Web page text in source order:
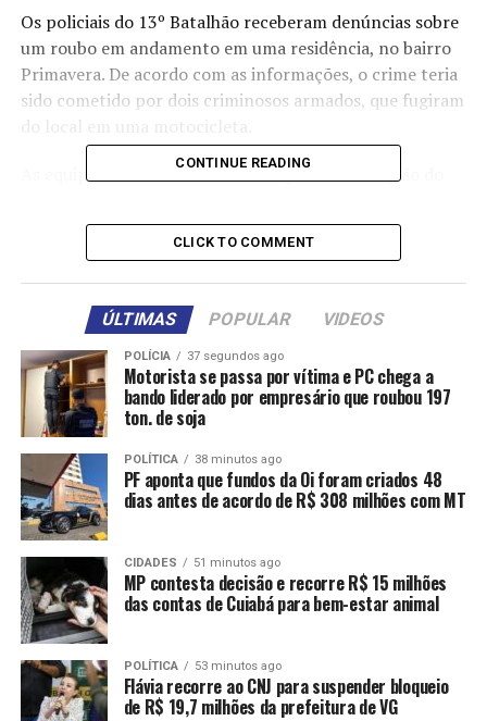
Os policiais do 13º Batalhão receberam denúncias sobre
um roubo em andamento em uma residência, no bairro
Primavera. De acordo com as informações, o crime teria
sido cometido por dois criminosos armados, que fugiram
As equipes militares iniciaram diligências na região do
alta velocidade, com as mesmas características
informadas na denúncia. Os suspeitos foram abordados,
sendo encontrados com eles uma pistola de calibre
.9mm carregada com oito munições.
Questionados sobre o roubo, eles afirmaram que
estavam indo cometer uma execução contra um homem,
atendendo a ordens de uma facção criminosa. Os
suspeitos também relataram que teriam errado o
endereço do alvo do homicídio e não localizaram a
vítima, mas que roubaram um celular que estava dentro
da casa.
Diante da situação, os dois homens foram presos em
flagrante e encaminhados para a delegacia da cidade
para registro da ocorrência e demais providências. O
celular iPhone que havia sido roubado por eles foi
recuperado e entregue novamente a vítima do roubo.
CONTINUE READING
CLICK TO COMMENT
ÚLTIMAS POPULAR VIDEOS
POLÍCIA 37 segundos ago
Motorista se passa por vítima e PC chega a
bando liderado por empresário que roubou 197
ton. de soja
POLÍTICA 38 minutos ago
PF aponta que fundos da Oi foram criados 48
dias antes de acordo de R$ 308 milhões com MT
CIDADES 51 minutos ago
MP contesta decisão e recorre R$ 15 milhões
das contas de Cuiabá para bem-estar animal
POLÍTICA 53 minutos ago
Flávia recorre ao CNJ para suspender bloqueio
de R$ 19,7 milhões da prefeitura de VG